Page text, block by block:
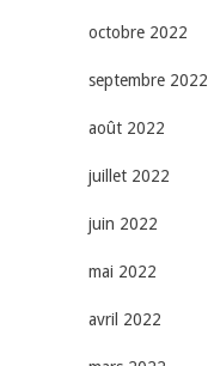
octobre 2022
septembre 2022
août 2022
juillet 2022
juin 2022
mai 2022
avril 2022